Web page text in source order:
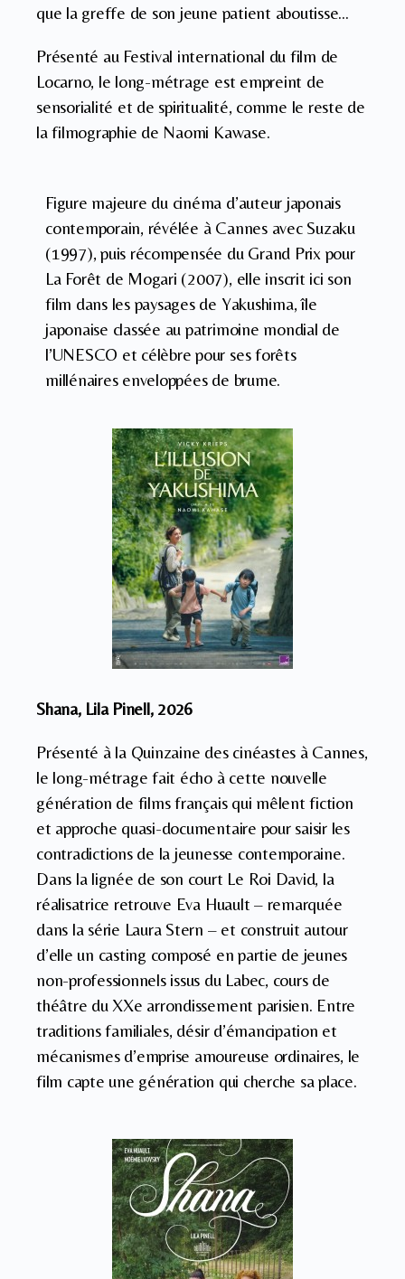
que la greffe de son jeune patient aboutisse…
Présenté au Festival international du film de
Locarno, le long-métrage est empreint de
sensorialité et de spiritualité, comme le reste de
la filmographie de Naomi Kawase.
Figure majeure du cinéma d’auteur japonais
contemporain, révélée à Cannes avec Suzaku
(1997), puis récompensée du Grand Prix pour
La Forêt de Mogari (2007), elle inscrit ici son
film dans les paysages de Yakushima, île
japonaise classée au patrimoine mondial de
l’UNESCO et célèbre pour ses forêts
millénaires enveloppées de brume.
Shana, Lila Pinell, 2026
Présenté à la Quinzaine des cinéastes à Cannes,
le long-métrage fait écho à cette nouvelle
génération de films français qui mêlent fiction
et approche quasi-documentaire pour saisir les
contradictions de la jeunesse contemporaine.
Dans la lignée de son court Le Roi David, la
réalisatrice retrouve Eva Huault – remarquée
dans la série Laura Stern – et construit autour
d’elle un casting composé en partie de jeunes
non-professionnels issus du Labec, cours de
théâtre du XXe arrondissement parisien. Entre
traditions familiales, désir d’émancipation et
mécanismes d’emprise amoureuse ordinaires, le
film capte une génération qui cherche sa place.